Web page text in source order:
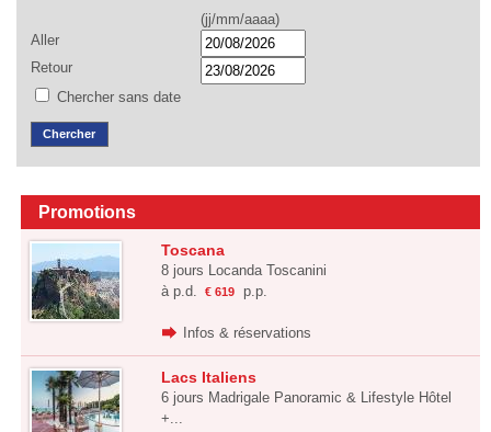
(jj/mm/aaaa)
Aller
Retour
Chercher sans date
Chercher
Promotions
Toscana
8 jours Locanda Toscanini
à p.d.
€ 619p.p.
Infos & réservations
Lacs Italiens
6 jours Madrigale Panoramic & Lifestyle Hôtel
+...